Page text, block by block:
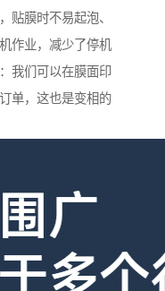
贴膜时不易起泡、
作业，减少了停机
我们可以在膜面印
单，这也是变相的